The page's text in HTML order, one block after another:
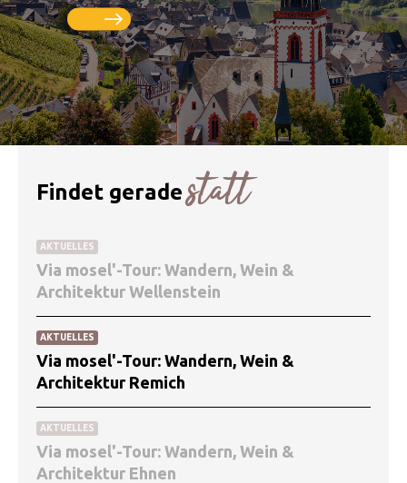
Findet geradestatt
AKTUELLES
Via mosel'-Tour: Wandern, Wein &
Architektur Wellenstein
AKTUELLES
Via mosel'-Tour: Wandern, Wein &
Architektur Remich
AKTUELLES
Via mosel'-Tour: Wandern, Wein &
Architektur Ehnen